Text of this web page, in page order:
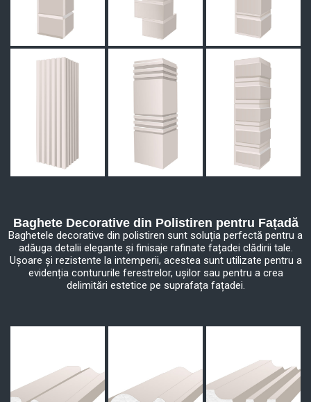
Baghete Decorative din Polistiren pentru Fațadă
Baghetele decorative din polistiren sunt soluția perfectă pentru a
adăuga detalii elegante și finisaje rafinate fațadei clădirii tale.
Ușoare și rezistente la intemperii, acestea sunt utilizate pentru a
evidenția contururile ferestrelor, ușilor sau pentru a crea
delimitări estetice pe suprafața fațadei.